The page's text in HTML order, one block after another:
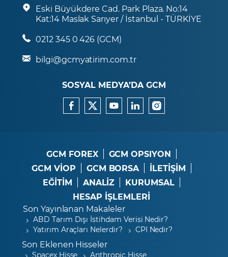
Eski Büyükdere Cad. Park Plaza. No:14
Kat:14 Maslak Sarıyer / İstanbul - TÜRKİYE
0212 345 0 426 (GCM)
bilgi@gcmyatirim.com.tr
SOSYAL MEDYA’DA GCM
GCM FOREX
GCM OPSIYON
GCM VİOP
GCM BORSA
İLETİŞİM
EĞİTİM
ANALİZ
KURUMSAL
HESAP İŞLEMLERİ
Son Yayınlanan Makaleler
ABD Tarım Dışı İstihdam Verisi Nedir?
Yatırım Araçları Nelerdir?
CPI Nedir?
Son Eklenen Hisseler
Spacex Hisse
Anthropic Hisse